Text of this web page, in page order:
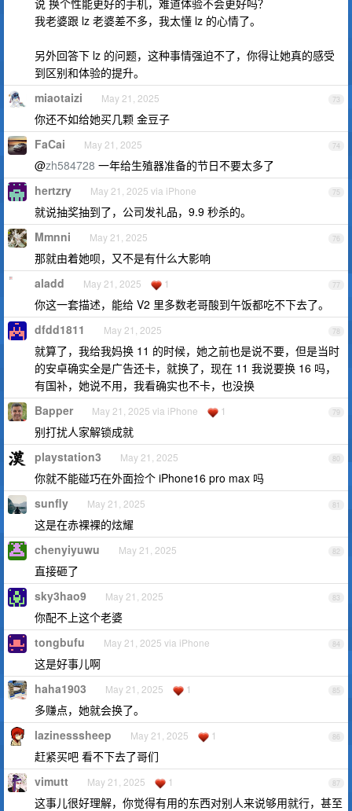
说 换个性能更好的手机，难道体验不会更好吗？
我老婆跟 lz 老婆差不多，我太懂 lz 的心情了。
另外回答下 lz 的问题，这种事情强迫不了，你得让她真的感受
到区别和体验的提升。
73
miaotaizi May 21, 2025
你还不如给她买几颗 金豆子
74
FaCai May 21, 2025
@zh584728 一年给生殖器准备的节日不要太多了
75
hertzry May 21, 2025 via iPhone
就说抽奖抽到了，公司发礼品，9.9 秒杀的。
76
Mmnni May 21, 2025
那就由着她呗，又不是有什么大影响
77
aladd May 21, 2025 1
你这一套描述，能给 V2 里多数老哥酸到午饭都吃不下去了。
78
dfdd1811 May 21, 2025
就算了，我给我妈换 11 的时候，她之前也是说不要，但是当时
的安卓确实全是广告还卡，就换了，现在 11 我说要换 16 吗，
有国补，她说不用，我看确实也不卡，也没换
79
Bapper May 21, 2025 via iPhone 1
别打扰人家解锁成就
80
playstation3 May 21, 2025
你就不能碰巧在外面捡个 iPhone16 pro max 吗
81
sunfly May 21, 2025
这是在赤裸裸的炫耀
82
chenyiyuwu May 21, 2025
直接砸了
83
sky3hao9 May 21, 2025
你配不上这个老婆
84
tongbufu May 21, 2025 via iPhone
这是好事儿啊
85
haha1903 May 21, 2025 1
多赚点，她就会换了。
86
lazinesssheep May 21, 2025 1
赶紧买吧 看不下去了哥们
87
vimutt May 21, 2025 1
这事儿很好理解，你觉得有用的东西对别人来说够用就行，甚至